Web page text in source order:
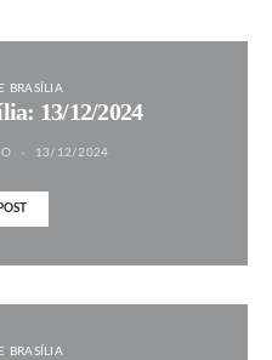
BRASÍLIA
13/12/2024
13/12/2024
BRASÍLIA